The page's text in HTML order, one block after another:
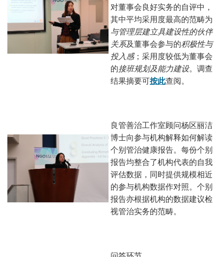
对董事会良好实务的自评中，
其中平均采用度最高的范畴为
与管理层建立具建设性的伙伴
关系及董事会参与的积极性与
投入感；采用度较低为董事会
的接班规划及能力建设。调查
结果摘要可按此查阅。
良管善治工作室顾问杨区丽洁
博士向参与机构解释如何解读
个别管治健康报告。每份个别
报告均整合了机构代表的自我
评估数据，同时提供规模相近
的参与机构数据作对照。个别
报告亦根据机构的数据建议检
视管治实务的范畴。